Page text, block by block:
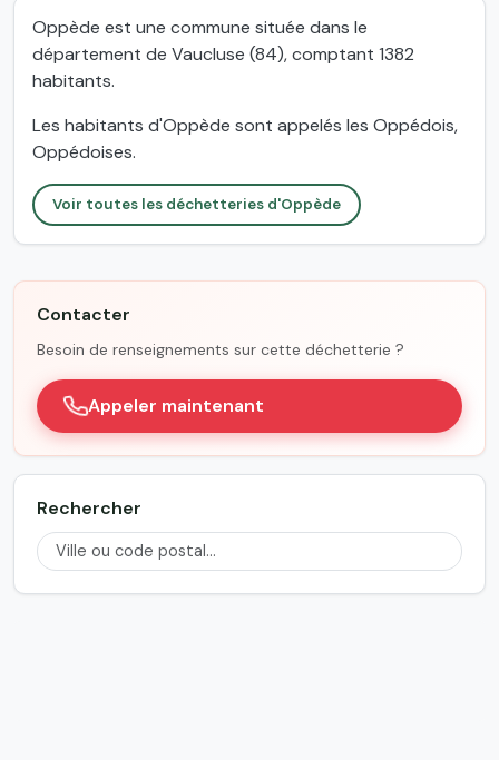
Oppède est une commune située dans le
département de Vaucluse (84), comptant 1382
habitants.
Les habitants d'Oppède sont appelés les Oppédois,
Oppédoises.
Voir toutes les déchetteries d'Oppède
Contacter
Besoin de renseignements sur cette déchetterie ?
Appeler maintenant
Rechercher